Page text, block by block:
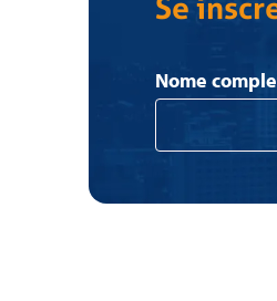
Newsletter
Nome